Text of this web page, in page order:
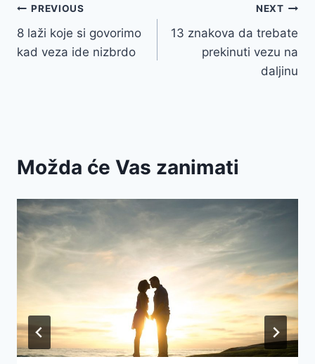
Post
navigation
PREVIOUS
8 laži koje si govorimo
kad veza ide nizbrdo
NEXT
13 znakova da trebate
prekinuti vezu na
daljinu
Možda će Vas zanimati